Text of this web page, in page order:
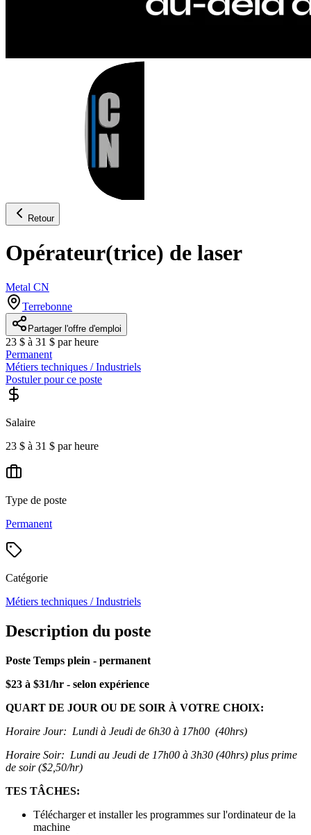
Retour
Opérateur(trice) de laser
Metal CN
Terrebonne
Partager l'offre d'emploi
23 $ à 31 $ par heure
Permanent
Métiers techniques / Industriels
Postuler pour ce poste
Salaire
23 $ à 31 $ par heure
Type de poste
Permanent
Catégorie
Métiers techniques / Industriels
Description du poste
Poste Temps plein - permanent
$23 à $31/hr - selon expérience
QUART DE JOUR OU DE SOIR À VOTRE CHOIX:
Horaire Jour: Lundi à Jeudi de 6h30 à 17h00 (40hrs)
Horaire Soir: Lundi au Jeudi de 17h00 à 3h30 (40hrs) plus prime
de soir ($2,50/hr)
TES TÂCHES:
Télécharger et installer les programmes sur l'ordinateur de la
machine